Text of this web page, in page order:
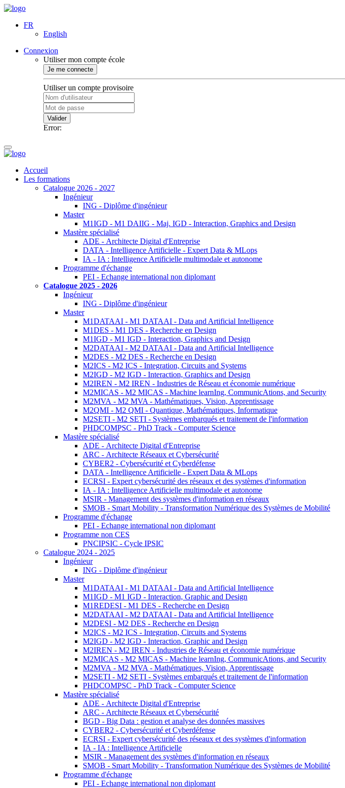
FR
English
Connexion
Utiliser mon compte école
Je me connecte
Utiliser un compte provisoire
Valider
Error:
Accueil
Les formations
Catalogue 2026 - 2027
Ingénieur
ING - Diplôme d'ingénieur
Master
M1IGD - M1 DAIIG - Maj. IGD - Interaction, Graphics and Design
Mastère spécialisé
ADE - Architecte Digital d'Entreprise
DATA - Intelligence Artificielle - Expert Data & MLops
IA - IA : Intelligence Artificielle multimodale et autonome
Programme d'échange
PEI - Echange international non diplomant
Catalogue 2025 - 2026
Ingénieur
ING - Diplôme d'ingénieur
Master
M1DATAAI - M1 DATAAI - Data and Artificial Intelligence
M1DES - M1 DES - Recherche en Design
M1IGD - M1 IGD - Interaction, Graphics and Design
M2DATAAI - M2 DATAAI - Data and Artificial Intelligence
M2DES - M2 DES - Recherche en Design
M2ICS - M2 ICS - Integration, Circuits and Systems
M2IGD - M2 IGD - Interaction, Graphics and Design
M2IREN - M2 IREN - Industries de Réseau et économie numérique
M2MICAS - M2 MICAS - Machine learnIng, CommunicAtions, and Security
M2MVA - M2 MVA - Mathématiques, Vision, Apprentissage
M2QMI - M2 QMI - Quantique, Mathématiques, Informatique
M2SETI - M2 SETI - Systèmes embarqués et traitement de l'information
PHDCOMPSC - PhD Track - Computer Science
Mastère spécialisé
ADE - Architecte Digital d'Entreprise
ARC - Architecte Réseaux et Cybersécurité
CYBER2 - Cybersécurité et Cyberdéfense
DATA - Intelligence Artificielle - Expert Data & MLops
ECRSI - Expert cybersécurité des réseaux et des systèmes d'information
IA - IA : Intelligence Artificielle multimodale et autonome
MSIR - Management des systèmes d'information en réseaux
SMOB - Smart Mobility - Transformation Numérique des Systèmes de Mobilité
Programme d'échange
PEI - Echange international non diplomant
Programme non CES
PNCIPSIC - Cycle IPSIC
Catalogue 2024 - 2025
Ingénieur
ING - Diplôme d'ingénieur
Master
M1DATAAI - M1 DATAAI - Data and Artificial Intelligence
M1IGD - M1 IGD - Interaction, Graphic and Design
M1REDESI - M1 DES - Recherche en Design
M2DATAAI - M2 DATAAI - Data and Artificial Intelligence
M2DESI - M2 DES - Recherche en Design
M2ICS - M2 ICS - Integration, Circuits and Systems
M2IGD - M2 IGD - Interaction, Graphic and Design
M2IREN - M2 IREN - Industries de Réseau et économie numérique
M2MICAS - M2 MICAS - Machine learnIng, CommunicAtions, and Security
M2MVA - M2 MVA - Mathématiques, Vision, Apprentissage
M2SETI - M2 SETI - Systèmes embarqués et traitement de l'information
PHDCOMPSC - PhD Track - Computer Science
Mastère spécialisé
ADE - Architecte Digital d'Entreprise
ARC - Architecte Réseaux et Cybersécurité
BGD - Big Data : gestion et analyse des données massives
CYBER2 - Cybersécurité et Cyberdéfense
ECRSI - Expert cybersécurité des réseaux et des systèmes d'information
IA - IA : Intelligence Artificielle
MSIR - Management des systèmes d'information en réseaux
SMOB - Smart Mobility - Transformation Numérique des Systèmes de Mobilité
Programme d'échange
PEI - Echange international non diplomant